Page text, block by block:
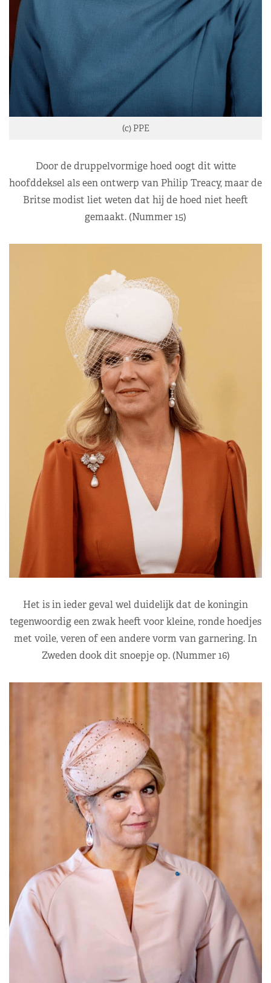
(c) PPE
Door de druppelvormige hoed oogt dit witte
hoofddeksel als een ontwerp van Philip Treacy, maar de
Britse modist liet weten dat hij de hoed niet heeft
gemaakt. (Nummer 15)
Het is in ieder geval wel duidelijk dat de koningin
tegenwoordig een zwak heeft voor kleine, ronde hoedjes
met voile, veren of een andere vorm van garnering. In
Zweden dook dit snoepje op. (Nummer 16)